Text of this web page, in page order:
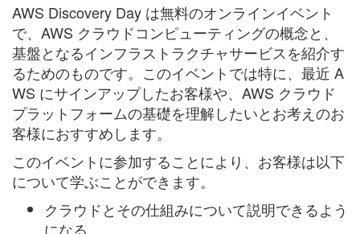
AWS Discovery Day は無料のオンラインイベント
で、AWS クラウドコンピューティングの概念と、
基盤となるインフラストラクチャサービスを紹介す
るためのものです。このイベントでは特に、最近 A
WS にサインアップしたお客様や、 AWS クラウド
プラットフォームの基礎を理解したいとお考えのお
客様におすすめします。
このイベントに参加することにより、お客様は以下
について学ぶことができます。
クラウドとその仕組みについて説明できるよう
になる